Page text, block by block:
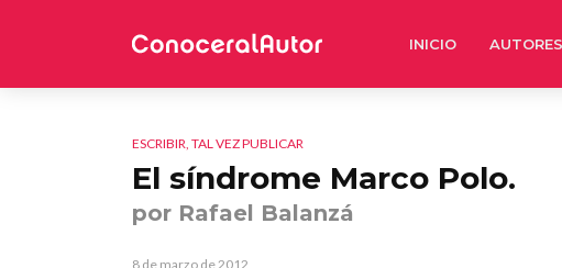
INICIO AUTORES
ESCRIBIR, TAL VEZ PUBLICAR
El síndrome Marco Polo.
por Rafael Balanzá
8 de marzo de 2012